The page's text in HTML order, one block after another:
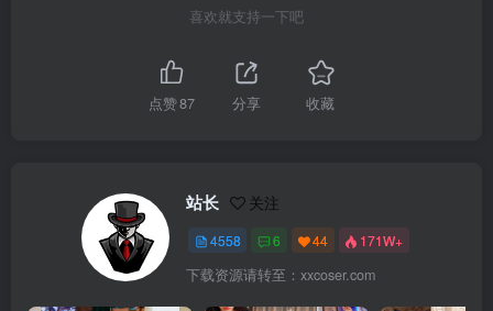
喜欢就支持一下吧
点赞87 分享 收藏
站长 关注
4558 6 44 171W+
下载资源请转至：xxcoser.com